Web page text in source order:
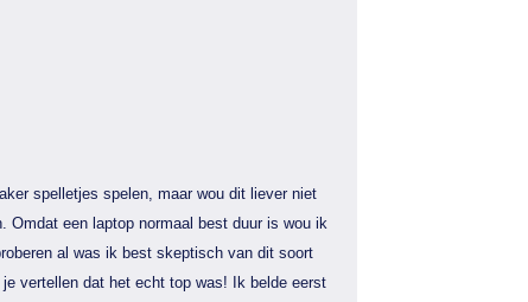
spelletjes spelen, maar wou dit liever niet
Omdat een laptop normaal best duur is wou ik
al was ik best skeptisch van dit soort
vertellen dat het echt top was! Ik belde eerst